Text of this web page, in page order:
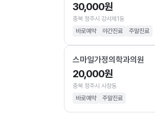
30,000원
충북 청주시 강서제1동
바로예약
야간진료 주말진료
스마일가정의학과의원
20,000원
충북 청주시 사창동
바로예약
주말진료